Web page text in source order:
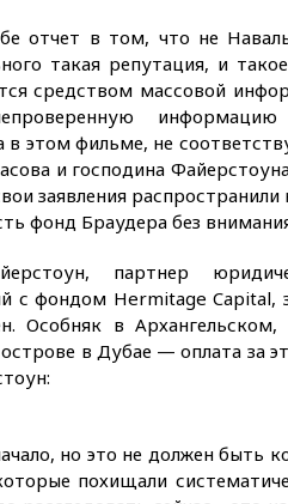
отчет в том, что не
такая репутация, и
средством массовой
в этом фильме, не
и господина
заявления
фонд Браудера без
партнер
с фондом Hermitage Capital,
Особняк в
в Дубае — оплата за
но это не должен быть
похищали